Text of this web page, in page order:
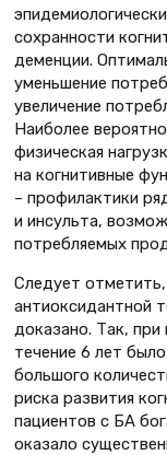
сохранности
деменции.
уменьшение
увеличение
Наиболее
физическая
на когнитивные
– профилактики
и инсульта,
потребляемых
Следует
антиоксидантной
доказано. Так,
течение 6 лет
большого
риска развития
пациентов с БА
оказало